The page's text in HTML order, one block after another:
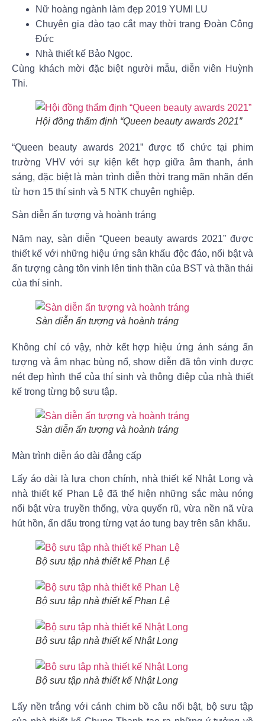
Nữ hoàng ngành làm đẹp 2019 YUMI LU
Chuyên gia đào tạo cắt may thời trang Đoàn Công
Đức
Nhà thiết kế Bảo Ngọc.
Cùng khách mời đặc biệt người mẫu, diễn viên Huỳnh
Thi.
Hội đồng thẩm định “Queen beauty awards 2021”
“Queen beauty awards 2021”được tổ chức tại phim
trường VHV với sự kiện kết hợp giữa âm thanh, ánh
sáng, đặc biệt là màn trình diễn thời trang mãn nhãn đến
từ hơn 15 thí sinh và 5 NTK chuyên nghiệp.
Sàn diễn ấn tượng và hoành tráng
Năm nay, sàn diễn “Queen beauty awards 2021” được
thiết kế với những hiệu ứng sân khấu độc đáo, nổi bật và
ấn tượng càng tôn vinh lên tinh thần của BST và thần thái
của thí sinh.
Sàn diễn ấn tượng và hoành tráng
Không chỉ có vậy, nhờ kết hợp hiệu ứng ánh sáng ấn
tượng và âm nhạc bùng nổ, show diễn đã tôn vinh được
nét đẹp hình thể của thí sinh và thông điệp của nhà thiết
kế trong từng bộ sưu tập.
Sàn diễn ấn tượng và hoành tráng
Màn trình diễn áo dài đẳng cấp
Lấy áo dài là lựa chọn chính, nhà thiết kế Nhật Long và
nhà thiết kế Phan Lệđã thể hiện những sắc màu nóng
nổi bật vừa truyền thống, vừa quyến rũ, vừa nền nã vừa
hút hồn, ẩn dấu trong từng vạt áo tung bay trên sân khấu.
Bộ sưu tập nhà thiết kế Phan Lệ
Bộ sưu tập nhà thiết kế Phan Lệ
Bộ sưu tập nhà thiết kế Nhật Long
Bộ sưu tập nhà thiết kế Nhật Long
Lấy nền trắng với cánh chim bồ câu nổi bật, bộ sưu tập